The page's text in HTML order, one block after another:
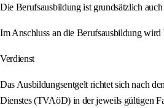
Die Berufsausbildung ist grundsätzlich
Im Anschluss an die Berufsausbildung wird
Verdienst
Das Ausbildungsentgelt richtet sich nach
Dienstes (TVAöD) in der jeweils gültigen